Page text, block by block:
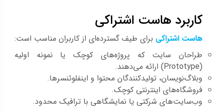
کاربرد هاست اشتراکی
هاست اشتراکی برای طیف گسترده‌ای از کاربران مناسب است:
طراحان سایت که پروژه‌های کوچک یا نمونه اولیه
(Prototype) ارائه می‌دهند.
وبلاگ‌نویسان، تولیدکنندگان محتوا و اینفلوئنسرها.
فروشگاه‌های اینترنتی کوچک.
وب‌سایت‌های شرکتی یا نمایشگاهی با ترافیک محدود.